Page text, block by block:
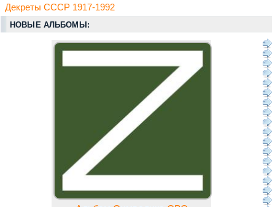
Декреты СССР 1917-1992
НОВЫЕ АЛЬБОМЫ: